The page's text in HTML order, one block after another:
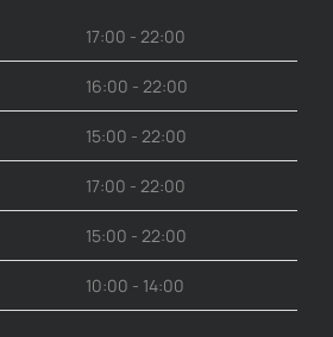
17:00 - 22:00
16:00 - 22:00
15:00 - 22:00
17:00 - 22:00
15:00 - 22:00
10:00 - 14:00